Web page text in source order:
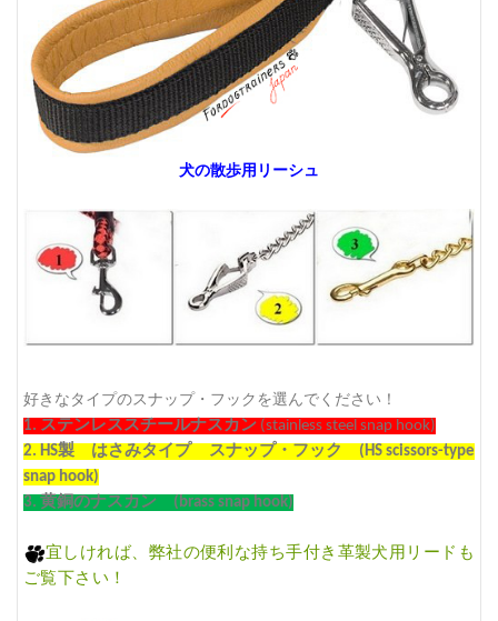
犬の散歩用リーシュ
好きなタイプのスナップ・フックを選んでください！
1. ステンレススチールナスカン (stainless steel snap hook)
2. HS製 はさみタイプ スナップ・フック (HS scissors-type
snap hook)
3. 黄銅のナスカン (brass snap hook)
宜しければ、弊社の便利な持ち手付き革製犬用リード も
ご覧下さい！